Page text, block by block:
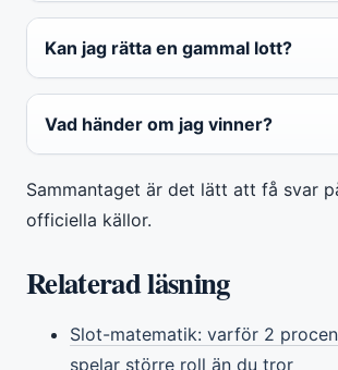
Kan jag rätta en gammal lott?
Vad händer om jag vinner?
Sammantaget är det lätt att få svar
officiella källor.
Relaterad läsning
Slot-matematik: varför 2
spelar större roll än du tror